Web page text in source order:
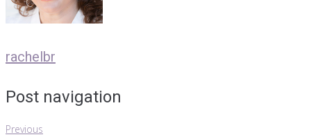
rachelbr
Post navigation
Previous